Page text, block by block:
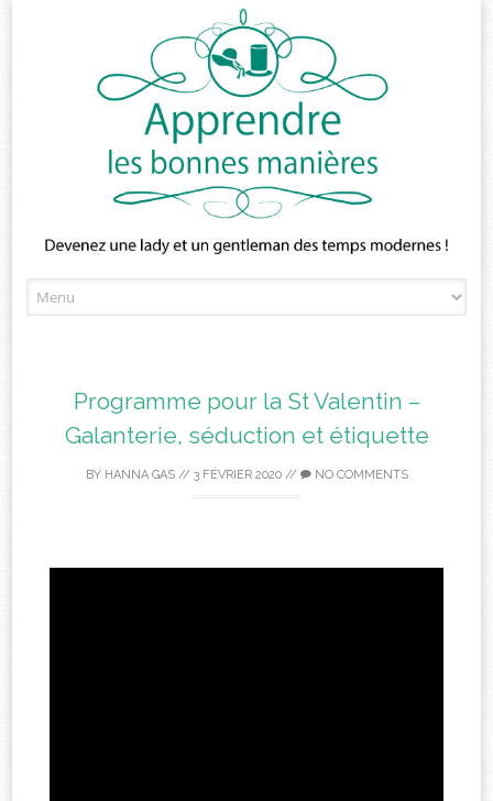
to
Programme pour la St Valentin –
Galanterie, séduction et étiquette
BY HANNA GAS// 3 FÉVRIER 2020// NO COMMENTS